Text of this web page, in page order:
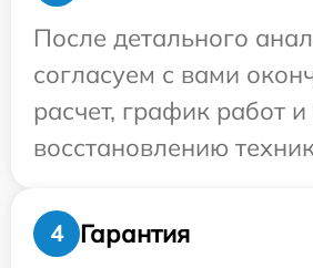
После детального
согласуем с вами
расчет, график работ
восстановлению
4 Гарантия